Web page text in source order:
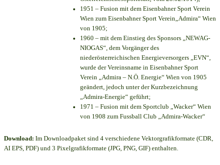
1951 – Fusion mit dem Eisenbahner Sport Verein
Wien zum Eisenbahner Sport Verein„Admira“ Wien
von 1905;
1960 – mit dem Einstieg des Sponsors „NEWAG-
NIOGAS“, dem Vorgänger des
niederösterreichischen Energieversorgers „EVN“,
wurde der Vereinsname in Eisenbahner Sport
Verein „Admira – N.Ö. Energie“ Wien von 1905
geändert, jedoch unter der Kurzbezeichnung
„Admira-Energie“ geführt;
1971 – Fusion mit dem Sportclub „Wacker“ Wien
von 1908 zum Fussball Club „Admira-Wacker“
Download: Im Downloadpaket sind 4 verschiedene Vektorgrafikformate (CDR,
AI EPS, PDF) und 3 Pixelgrafikformate (JPG, PNG, GIF) enthalten.